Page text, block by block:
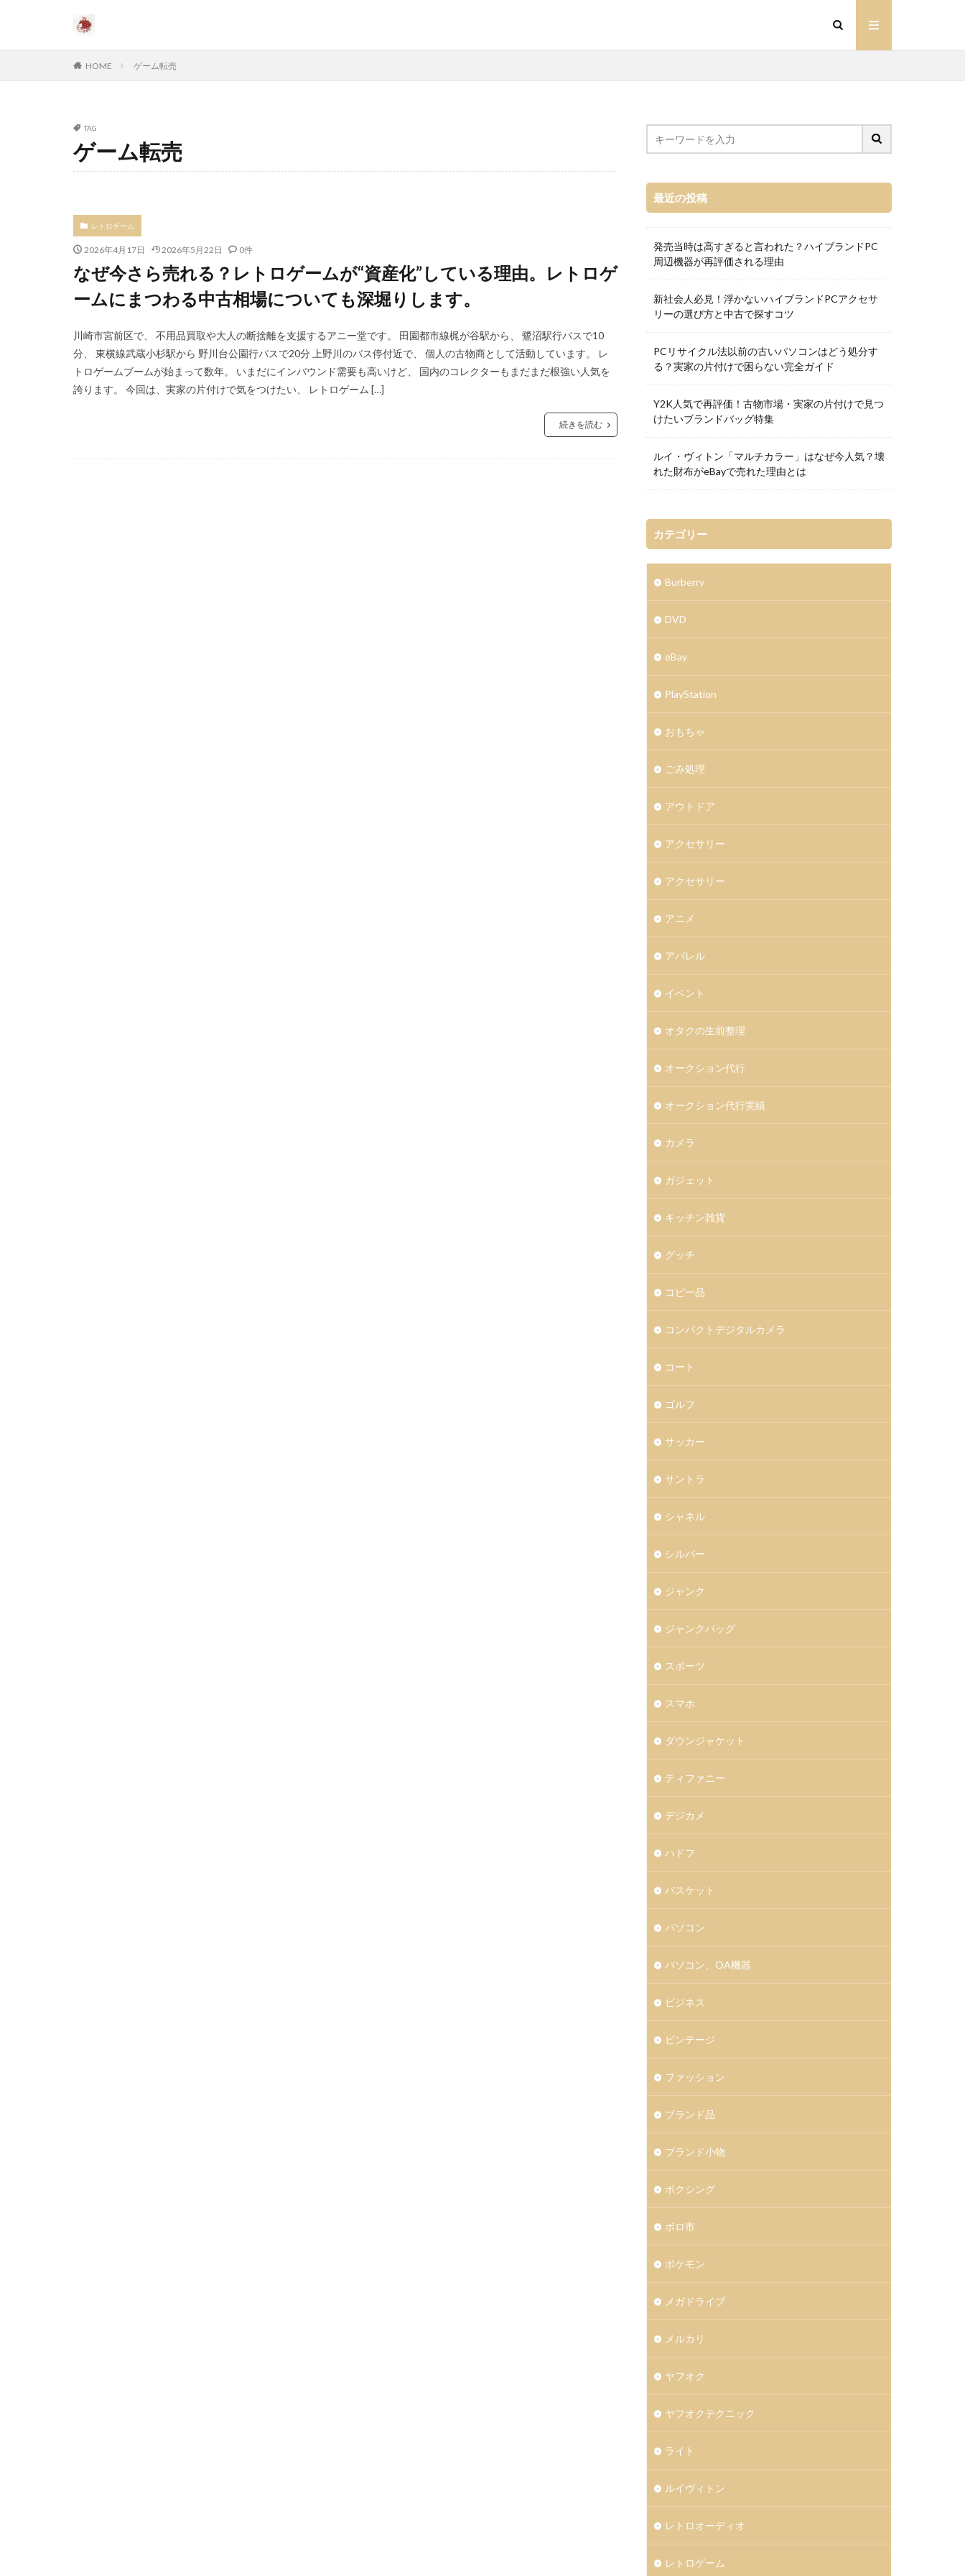
HOME ゲーム転売
TAG
ゲーム転売
レトロゲーム
2026年4月17日 2026年5月22日 0件
なぜ今さら売れる？レトロゲームが“資産化”している理由。レトロゲ
ームにまつわる中古相場についても深堀りします。
川崎市宮前区で、 不用品買取や大人の断捨離を支援するアニー堂です。 田園都市線梶が谷駅から、 鷺沼駅行バスで10
分、 東横線武蔵小杉駅から 野川台公園行バスで20分 上野川のバス停付近で、 個人の古物商として活動しています。 レ
トロゲームブームが始まって数年。 いまだにインバウンド需要も高いけど、 国内のコレクターもまだまだ根強い人気を
誇ります。 今回は、実家の片付けで気をつけたい、 レトロゲーム […]
続きを読む
最近の投稿
発売当時は高すぎると言われた？ハイブランドPC
周辺機器が再評価される理由
新社会人必見！浮かないハイブランドPCアクセサ
リーの選び方と中古で探すコツ
PCリサイクル法以前の古いパソコンはどう処分す
る？実家の片付けで困らない完全ガイド
Y2K人気で再評価！古物市場・実家の片付けで見つ
けたいブランドバッグ特集
ルイ・ヴィトン「マルチカラー」はなぜ今人気？壊
れた財布がeBayで売れた理由とは
カテゴリー
Burberry
DVD
eBay
PlayStation
おもちゃ
ごみ処理
アウトドア
アクセサリー
アクセサリー
アニメ
アパレル
イベント
オタクの生前整理
オークション代行
オークション代行実績
カメラ
ガジェット
キッチン雑貨
グッチ
コピー品
コンパクトデジタルカメラ
コート
ゴルフ
サッカー
サントラ
シャネル
シルバー
ジャンク
ジャンクバッグ
スポーツ
スマホ
ダウンジャケット
ティファニー
デジカメ
ハドフ
バスケット
パソコン
パソコン、OA機器
ビジネス
ビンテージ
ファッション
ブランド品
ブランド小物
ボクシング
ボロ市
ポケモン
メガドライブ
メルカリ
ヤフオク
ヤフオクテクニック
ライト
ルイヴィトン
レトロオーディオ
レトロゲーム